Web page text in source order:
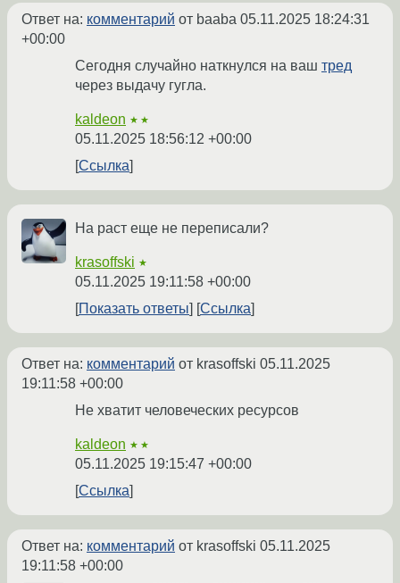
Ответ на: комментарий от baaba 05.11.2025 18:24:31
+00:00
Сегодня случайно наткнулся на ваш тред
через выдачу гугла.
kaldeon ★★
05.11.2025 18:56:12 +00:00
Ссылка
На раст еще не переписали?
krasoffski ★
05.11.2025 19:11:58 +00:00
Показать ответы
Ссылка
Ответ на: комментарий от krasoffski 05.11.2025
19:11:58 +00:00
Не хватит человеческих ресурсов
kaldeon ★★
05.11.2025 19:15:47 +00:00
Ссылка
Ответ на: комментарий от krasoffski 05.11.2025
19:11:58 +00:00